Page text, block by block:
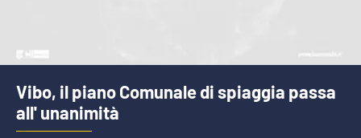
Vibo, il piano Comunale di spiaggia passa
all' unanimità